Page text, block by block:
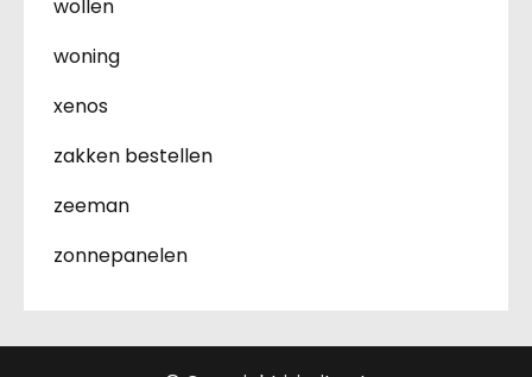
wollen
woning
xenos
zakken bestellen
zeeman
zonnepanelen